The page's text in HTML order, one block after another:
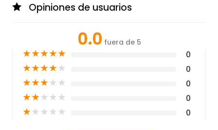
Opiniones de usuarios
0.0 fuera de 5
★★★★★ 0
★★★★★ 0
★★★★★ 0
★★★★★ 0
★★★★★ 0